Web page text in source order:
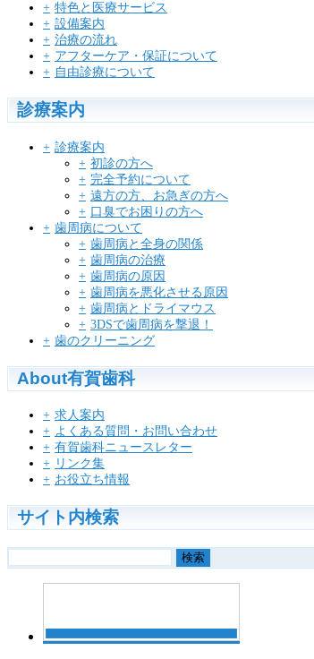
特色と医療サービス
設備案内
治療の流れ
アフターケア・保証について
自由診療について
診療案内
診療案内
初診の方へ
完全予約について
遠方の方、お急ぎの方へ
口臭でお困りの方へ
歯周病について
歯周病と全身の関係
歯周病の治療
歯周病の原因
歯周病を悪化させる原因
歯周病とドライマウス
3DSで歯周病を撃退！
歯のクリーニング
About有賀歯科
求人案内
よくある質問・お問い合わせ
有賀歯科ニュースレター
リンク集
お役立ち情報
サイト内検索